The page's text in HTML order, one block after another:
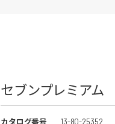
セブンプレミアム
カタログ番号
13-80-25352